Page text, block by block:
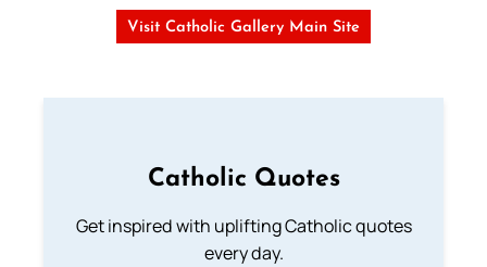
Visit Catholic Gallery Main Site
Catholic Quotes
Get inspired with uplifting Catholic quotes
every day.